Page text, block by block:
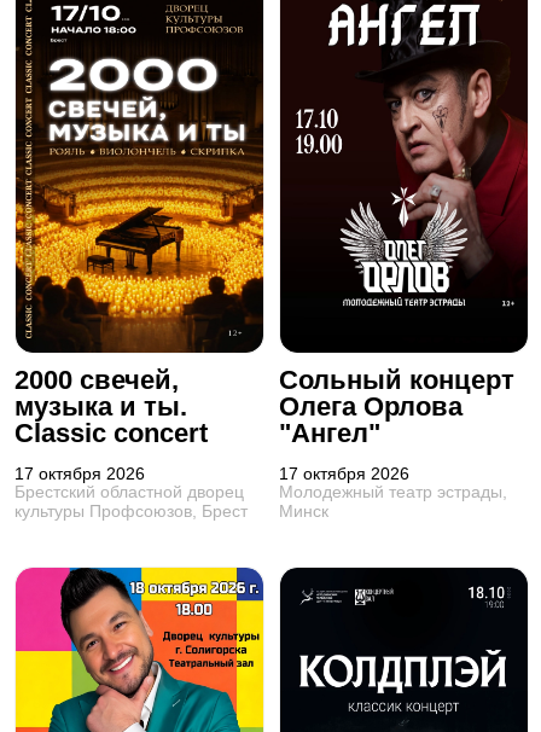
2000 свечей,
музыка и ты.
Classic concert
17 октября 2026
Брестский областной дворец
культуры Профсоюзов, Брест
Сольный концерт
Олега Орлова
"Ангел"
17 октября 2026
Молодежный театр эстрады,
Минск